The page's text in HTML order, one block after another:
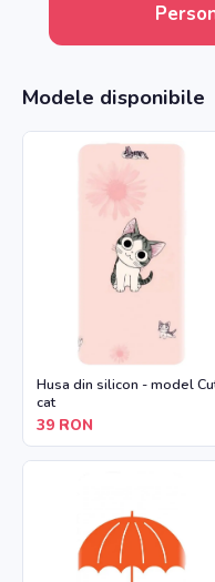
Modele disponibile
Husa din silicon - model
cat
39 RON